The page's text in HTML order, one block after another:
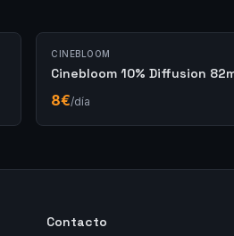
CINEBLOOM
Cinebloom 10% Diffusion
8€/día
Contacto